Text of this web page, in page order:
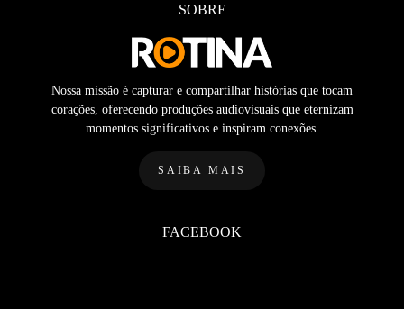
SOBRE
Nossa missão é capturar e compartilhar histórias que tocam
corações, oferecendo produções audiovisuais que eternizam
momentos significativos e inspiram conexões.
SAIBA MAIS
FACEBOOK